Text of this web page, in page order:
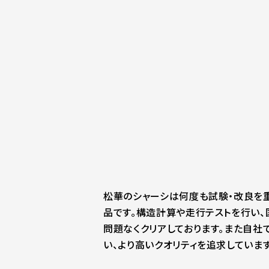
松華のシャーシは何度も試験・改良
品です。構造計算や走行テストを行い
問題なくクリアしております。また自
い、より高いクオリティを追求していま